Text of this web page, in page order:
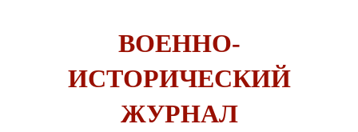
ВОЕННО-
ИСТОРИЧЕСКИЙ
ЖУРНАЛ